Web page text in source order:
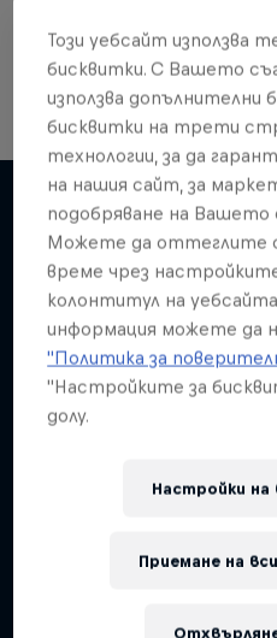
roaring collection of surf films,
Подобни
Този уебсайт използва
бисквитки. С Вашето
използва допълнителни
бисквитки на трети
технологии, за да
на нашия сайт, за
подобряване на Вашето
Можете да оттеглите
време чрез
колонтитул на
информация можете да
"Политика за
"Настройките за
долу.
Настройки на
Приемане на